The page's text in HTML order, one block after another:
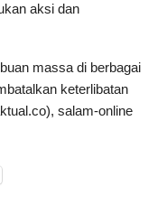
aksi dan
massa di berbagai
keterlibatan
salam-online